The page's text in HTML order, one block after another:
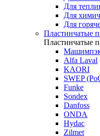
Для
Для
Для
Пластинчатые
Пластинчатые
Alfa Laval
KAORI
SWEP
Funke
Sondex
Danfoss
ONDA
Hydac
Zilmet